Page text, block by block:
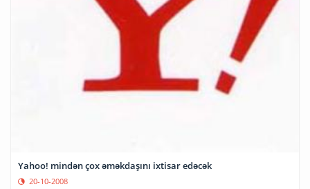
Yahoo! mindən çox əməkdaşını ixtisar edəcək
20-10-2008